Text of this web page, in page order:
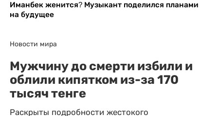
Иманбек женится? Музыкант поделился планами
на будущее
Новости мира
Мужчину до смерти избили и
облили кипятком из-за 170
тысяч тенге
Раскрыты подробности жестокого